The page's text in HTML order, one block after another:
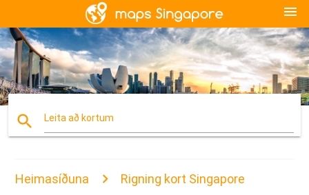
menu
search Leita að kortum
Heimasíðuna Rigning kort Singapore